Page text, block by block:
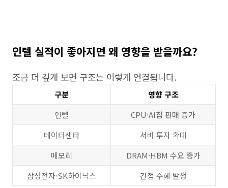
인텔 실적이 좋아지면 왜 영향을 받을까요?
조금 더 깊게 보면 구조는 이렇게 연결됩니다.
구분
영향 구조
인텔
CPU·AI칩 판매 증가
데이터센터
서버 투자 확대
메모리
DRAM·HBM 수요 증가
삼성전자·SK하이닉스
간접 수혜 발생